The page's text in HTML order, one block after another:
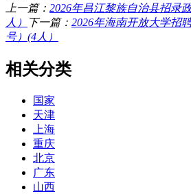
上一篇： 2026年昌江黎族自治县招录
人）
下一篇： 2026年海南开放大学招
号）(4人）
相关分类
国家
天津
上海
重庆
北京
广东
山西